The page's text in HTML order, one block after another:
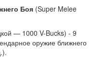
Боя (Super Melee
— 1000 V-Bucks) - 9
оружие ближнего